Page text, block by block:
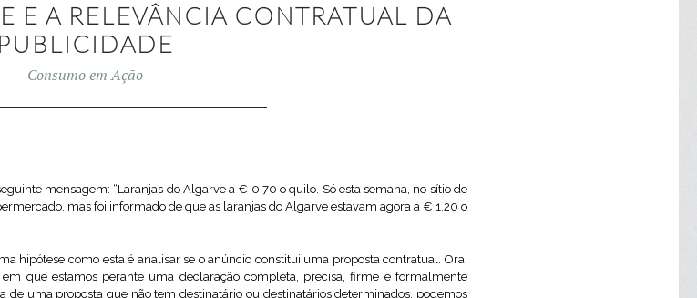
E A RELEVÂNCIA CONTRATUAL DA
PUBLICIDADE
Consumo em Ação
mensagem: “Laranjas do Algarve a € 0,70 o quilo. Só esta semana, no sítio de
mas foi informado de que as laranjas do Algarve estavam agora a € 1,20 o
hipótese como esta é analisar se o anúncio constitui uma proposta contratual. Ora,
que estamos perante uma declaração completa, precisa, firme e formalmente
de uma proposta que não tem destinatário ou destinatários determinados, podemos